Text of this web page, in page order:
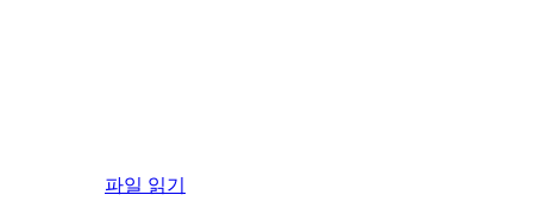
파일 읽기